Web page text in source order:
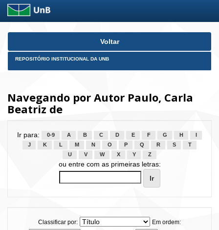
Skip
Voltar
REPOSITÓRIO INSTITUCIONAL DA UNB
Navegando por Autor Paulo, Carla
Beatriz de
Ir para: 0-9 A B C D E F G H
J
K L M N O P Q R S
T
U
V W X Y Z
ou entre com as primeiras letras:
Classificar por:
Em ordem: